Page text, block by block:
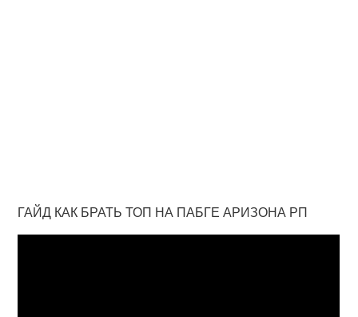
ГАЙД КАК БРАТЬ ТОП НА ПАБГЕ АРИЗОНА РП